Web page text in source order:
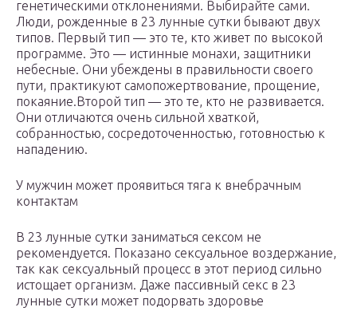
генетическими отклонениями. Выбирайте сами.
Люди, рожденные в 23 лунные сутки бывают двух
типов. Первый тип — это те, кто живет по высокой
программе. Это — истинные монахи, защитники
небесные. Они убеждены в правильности своего
пути, практикуют самопожертвование, прощение,
покаяние.Второй тип — это те, кто не развивается.
Они отличаются очень сильной хваткой,
собранностью, сосредоточенностью, готовностью к
нападению.
У мужчин может проявиться тяга к внебрачным
контактам
В 23 лунные сутки заниматься сексом не
рекомендуется. Показано сексуальное воздержание,
так как сексуальный процесс в этот период сильно
истощает организм. Даже пассивный секс в 23
лунные сутки может подорвать здоровье